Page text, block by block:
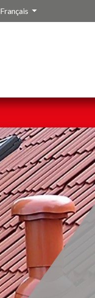
Français